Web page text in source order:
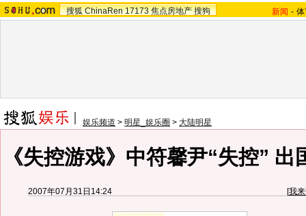
搜狐 ChinaRen 17173 焦点房地产 搜狗 新闻 -
娱乐频道 > 明星_娱乐圈 > 大陆明星
《失控游戏》中符馨尹“失控” 出
2007年07月31日14:24 [我